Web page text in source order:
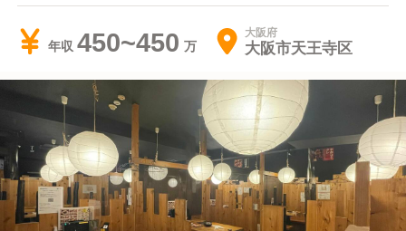
年収 450~450 大阪府
大阪市天王寺区